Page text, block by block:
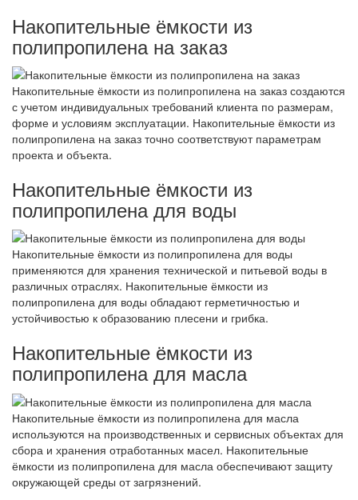
Накопительные ёмкости из
полипропилена на заказ
Накопительные ёмкости из полипропилена на заказ создаются
с учетом индивидуальных требований клиента по размерам,
форме и условиям эксплуатации. Накопительные ёмкости из
полипропилена на заказ точно соответствуют параметрам
проекта и объекта.
Накопительные ёмкости из
полипропилена для воды
Накопительные ёмкости из полипропилена для воды
применяются для хранения технической и питьевой воды в
различных отраслях. Накопительные ёмкости из
полипропилена для воды обладают герметичностью и
устойчивостью к образованию плесени и грибка.
Накопительные ёмкости из
полипропилена для масла
Накопительные ёмкости из полипропилена для масла
используются на производственных и сервисных объектах для
сбора и хранения отработанных масел. Накопительные
ёмкости из полипропилена для масла обеспечивают защиту
окружающей среды от загрязнений.